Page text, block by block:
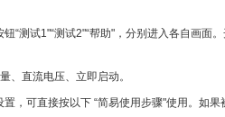
“测试1"“测试2"“帮助"，分别进入各自画面
、直流电压、立即启动。
，可直接按以下 “简易使用步骤"使用。如